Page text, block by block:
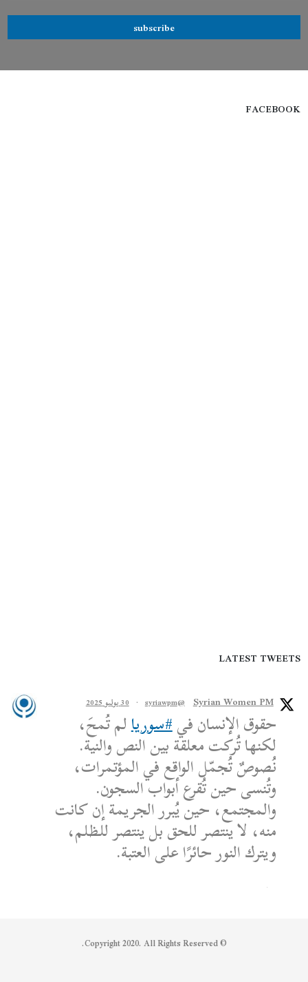
subscribe
FACEBOOK
LATEST TWEETS
Syrian Women PM
@syriawpm
· 30 يوليو 2025
حقوق الإنسان في#سوريالم تُمحَ،
لكنها تُركت معلقة بين النص والنية.
نُصوصٌ تُجمّل الواقع في المؤتمرات،
وتُنسى حين تُقرع أبواب السجون.
والمجتمع، حين يُبرر الجريمة إن كانت
منه، لا ينتصر للحق بل ينتصر للظلم،
ويترك النور حائرًا على العتبة.
الكاتب: محمد الشماع
© Copyright 2020. All Rights Reserved.